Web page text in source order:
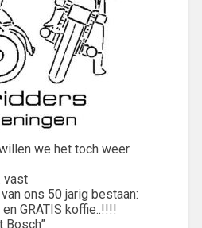
we het toch weer
vast
ons 50 jarig bestaan:
GRATIS koffie..!!!!
Bosch”